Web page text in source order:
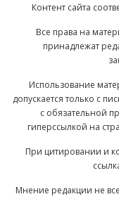
Контент сайта
Все права на
принадлежат
Использование
допускается только с
с обязательной
гиперссылкой на
При цитировании и
Мнение редакции не